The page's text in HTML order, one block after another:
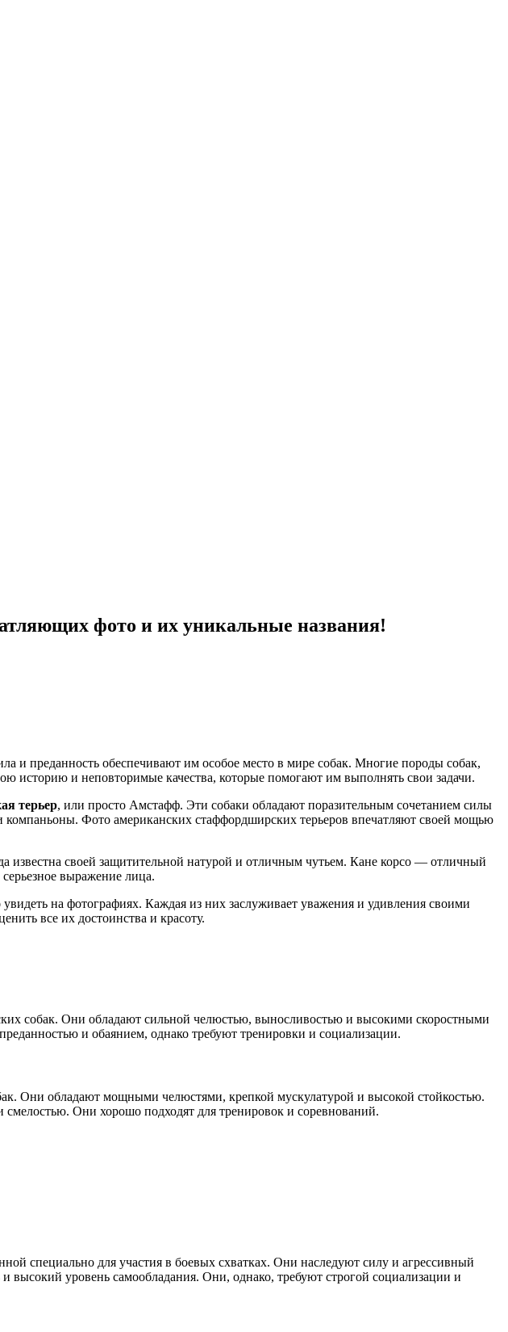
фото и их уникальные названия!
и преданность обеспечивают им особое место в мире собак. Многие породы собак,
историю и неповторимые качества, которые помогают им выполнять свои задачи.
терьер, или просто Амстафф. Эти собаки обладают поразительным сочетанием силы
Фото американских стаффордширских терьеров впечатляют своей мощью
известна своей защитительной натурой и отличным чутьем. Кане корсо — отличный
выражение лица.
на фотографиях. Каждая из них заслуживает уважения и удивления своими
все их достоинства и красоту.
собак. Они обладают сильной челюстью, выносливостью и высокими скоростными
и обаянием, однако требуют тренировки и социализации.
Они обладают мощными челюстями, крепкой мускулатурой и высокой стойкостью.
Они хорошо подходят для тренировок и соревнований.
специально для участия в боевых схватках. Они наследуют силу и агрессивный
уровень самообладания. Они, однако, требуют строгой социализации и